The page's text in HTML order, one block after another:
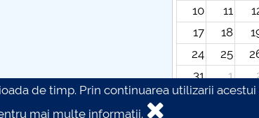
10
11
17
18
24
25
31
1
de timp. Prin continuarea utilizarii
mai multe informatii.